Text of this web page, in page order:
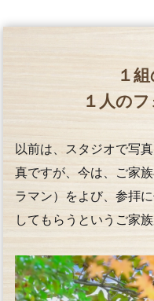
１
１人の
以前は、スタジオで写
真ですが、今は、ご家
ラマン）をよび、参拝
してもらうというご家